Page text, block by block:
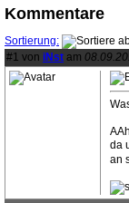
Kommentare
Sortierung:
#1 von iNst am
da
an